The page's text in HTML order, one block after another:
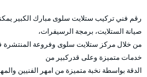
رقم فني تركيب ستلايت سلوى مبارك الكبير
صيانة الستلايت، برمجة الرسيفرات،
من خلال مركز ستلايت سلوى وفروعة
خدمات متميزة وعلى قدركبير من
الدقة بواسطة نخبة متميزة من امهر الفنيين